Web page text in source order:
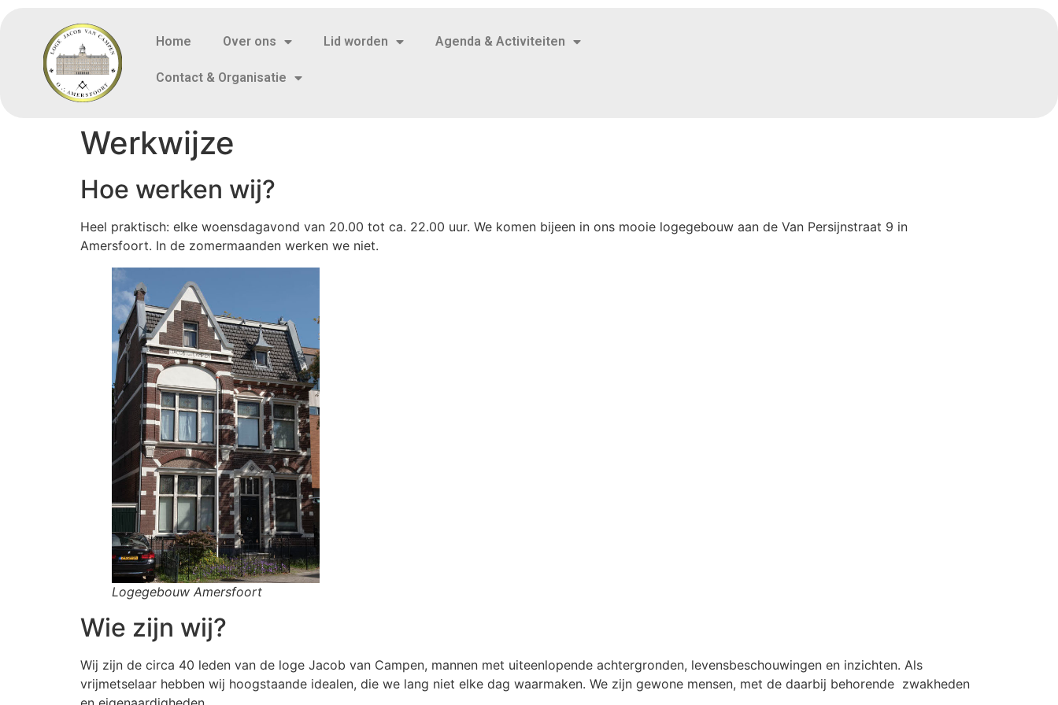
Home Over ons Lid worden Agenda & Activiteiten
Contact & Organisatie
Werkwijze
Hoe werken wij?
Heel praktisch: elke woensdagavond van 20.00 tot ca. 22.00 uur. We komen bijeen in ons mooie logegebouw aan de Van Persijnstraat 9 in
Amersfoort. In de zomermaanden werken we niet.
Logegebouw Amersfoort
Wie zijn wij?
Wij zijn de circa 40 leden van de loge Jacob van Campen, mannen met uiteenlopende achtergronden, levensbeschouwingen en inzichten. Als
vrijmetselaar hebben wij hoogstaande idealen, die we lang niet elke dag waarmaken. We zijn gewone mensen, met de daarbij behorende zwakheden